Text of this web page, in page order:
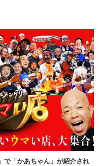
で「かあちゃん」が紹介され